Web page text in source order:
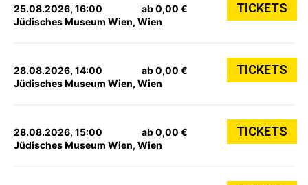
25.08.2026, 16:00
Jüdisches Museum Wien, Wien
ab 0,00 € TICKETS
28.08.2026, 14:00
Jüdisches Museum Wien, Wien
ab 0,00 € TICKETS
28.08.2026, 15:00
Jüdisches Museum Wien, Wien
ab 0,00 € TICKETS